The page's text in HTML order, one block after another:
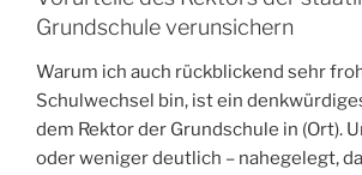
Grundschule verunsichern
Warum ich auch rückblickend sehr
Schulwechsel bin, ist ein
dem Rektor der Grundschule in (Ort).
oder weniger deutlich – nahegelegt,